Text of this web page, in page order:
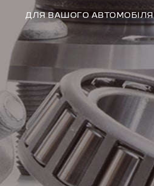
ДЛЯ ВАШОГО АВТОМОБІЛЯ